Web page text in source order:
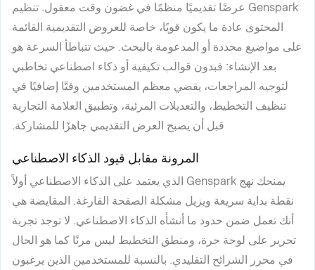
Genspark عرضًا تقديميًا منظمًا في غضون وقت معقول. تنظيم
المحتوى عادة ما يكون قويًا، خاصة للعروض التقديمية القائمة
على مواضيع محددة أو المدعومة بالبحث. حيث تتباطأ السرعة هو
بعد الإنشاء: فبدون قوالب تكيفية أو ذكاء اصطناعي تخاطبي
لتوجيه المراجعات، يقضي معظم المستخدمين وقتًا إضافيًا في
تنظيف التخطيط، والتعديلات المرئية، وتطبيق العلامة التجارية
قبل أن يصبح العرض التقديمي جاهزًا للمشاركة.
المرونة مقابل قيود الذكاء الاصطناعي
يمنحك نهج Genspark الذي يعتمد على الذكاء الاصطناعي أولاً
نقطة بداية سريعة ويزيل مشكلة الصفحة الفارغة. المقايضة هي
أنك تعمل ضمن حدود ما أنشأه الذكاء الاصطناعي. لا توجد تجربة
تحرير على لوحة حرة، ومنطق التخطيط ليس مرنًا كما هو الحال
في محرر الشرائح التقليدي. بالنسبة للمستخدمين الذين يرغبون